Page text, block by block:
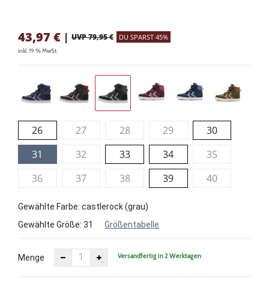
43,97 € | UVP 79,95 € DU SPARST 45%
inkl. 19 % MwSt.
26 27 28 29
30
31
32 33 34
35
36
37 38 39 40
Gewählte Farbe: castlerock (grau)
Gewählte Größe: 31 Größentabelle
Menge Versandfertig in 2 Werktagen